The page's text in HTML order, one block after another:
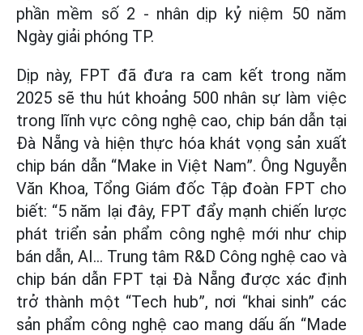
phần mềm số 2 - nhân dịp kỷ niệm 50 năm
Ngày giải phóng TP.
Dịp này, FPT đã đưa ra cam kết trong năm
2025 sẽ thu hút khoảng 500 nhân sự làm việc
trong lĩnh vực công nghệ cao, chip bán dẫn tại
Đà Nẵng và hiện thực hóa khát vọng sản xuất
chip bán dẫn “Make in Việt Nam”. Ông Nguyễn
Văn Khoa, Tổng Giám đốc Tập đoàn FPT cho
biết: “5 năm lại đây, FPT đẩy mạnh chiến lược
phát triển sản phẩm công nghệ mới như chip
bán dẫn, AI... Trung tâm R&D Công nghệ cao và
chip bán dẫn FPT tại Đà Nẵng được xác định
trở thành một “Tech hub”, nơi “khai sinh” các
sản phẩm công nghệ cao mang dấu ấn “Made